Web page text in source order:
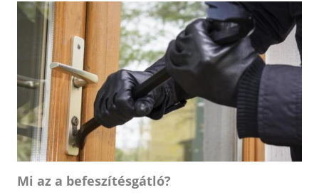
Mi az a befeszítésgátló?